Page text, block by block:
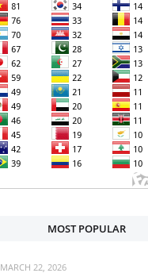
MOST POPULAR
MARCH 22, 2026